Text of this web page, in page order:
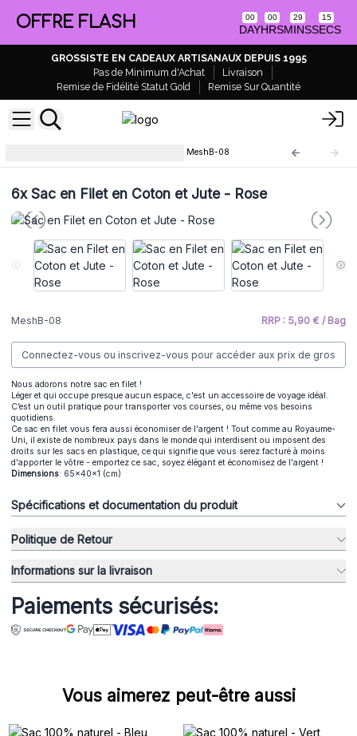
OFFRE FLASH 00
DAY
00
HRS
29
MINS
15
SECS
GROSSISTE EN CADEAUX ARTISANAUX DEPUIS 1995
Pas de Minimum d'Achat
Livraison
Remise de Fidélité Statut Gold
Remise Sur Quantité
MeshB-08
6xSac en Filet en Coton et Jute - Rose
MeshB-08 RRP : 5,90 € / Bag
Connectez-vous ou inscrivez-vous pour accéder aux prix de gros
Nous adorons notre sac en filet !
Léger et qui occupe presque aucun espace, c'est un accessoire de voyage idéal.
C’est un outil pratique pour transporter vos courses, ou même vos besoins
quotidiens.
Ce sac en filet vous fera aussi économiser de l'argent ! Tout comme au Royaume-
Uni, il existe de nombreux pays dans le monde qui interdisent ou imposent des
droits sur les sacs en plastique, ce qui signifie que vous serez facturé à moins
d'apporter le vôtre - emportez ce sac, soyez élégant et économisez de l'argent !
Dimensions: 65x40x1 (cm)
Spécifications et documentation du produit
Politique de Retour
Informations sur la livraison
Paiements sécurisés:
Vous aimerez peut-être aussi